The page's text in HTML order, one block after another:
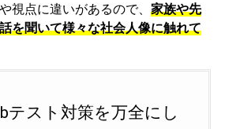
視点に違いがあるので、 家族や先
を聞いて様々な社会人像に触れて
テスト対策を万全にし